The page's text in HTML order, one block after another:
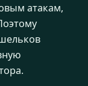
атакам,